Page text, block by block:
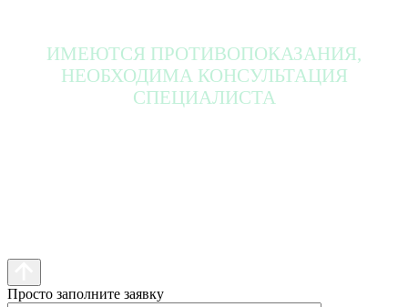
ИМЕЮТСЯ ПРОТИВОПОКАЗАНИЯ,
НЕОБХОДИМА КОНСУЛЬТАЦИЯ
СПЕЦИАЛИСТА
Просто заполните заявку